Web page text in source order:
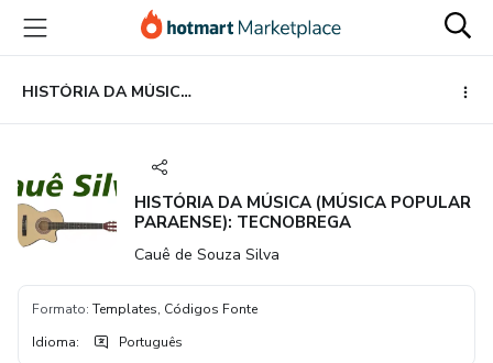
para
conteúdo
principal
para
pagamento
para
rodapé
HISTÓRIA DA MÚSICA (MÚSICA POPULAR PARAENSE): TECNOBREGA
HISTÓRIA DA MÚSICA (MÚSICA POPULAR
PARAENSE): TECNOBREGA
Cauê de Souza Silva
Formato: Templates, Códigos Fonte
Idioma: Português